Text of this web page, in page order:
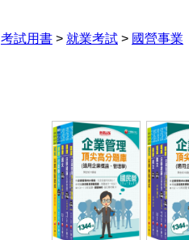
考試用書 > 就業考試 > 國營事業